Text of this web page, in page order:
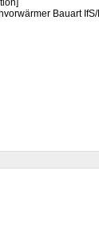
Bauart IfS/